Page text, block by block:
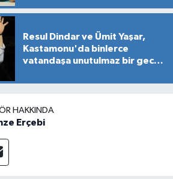
Resul Dindar ve Ümit Yaşar,
Kastamonu'da binlerce
vatandaşa unutulmaz bir gece
HAKKINDA
Erçebi